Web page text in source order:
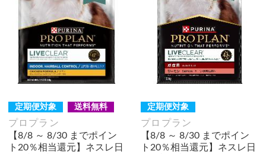
定期便対象 送料無料
プロプラン
【8/8 ～ 8/30 までポイン
ト20％相当還元】ネスレ日
定期便対象
プロプラン
【8/8 ～ 8/30 までポイン
ト20％相当還元】ネスレ日